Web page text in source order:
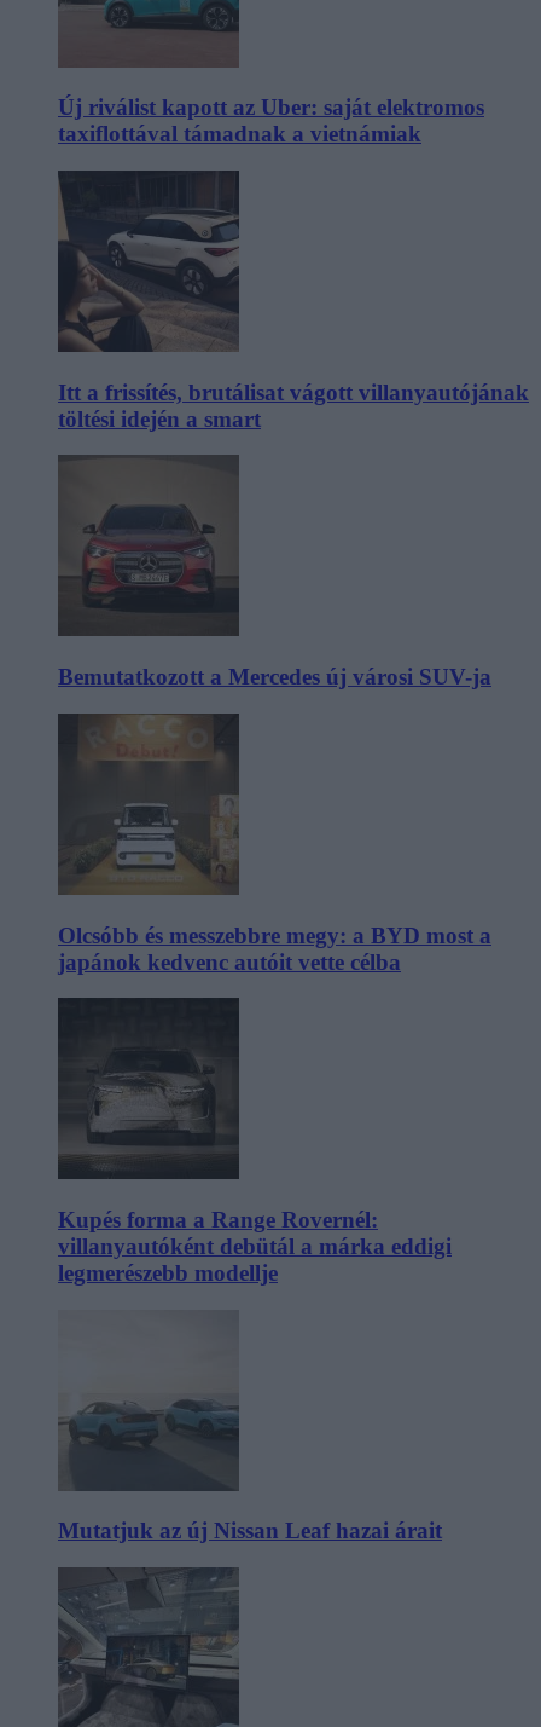
Új riválist kapott az Uber: saját elektromos
taxiflottával támadnak a vietnámiak
Itt a frissítés, brutálisat vágott villanyautójának
töltési idején a smart
Bemutatkozott a Mercedes új városi SUV-ja
Olcsóbb és messzebbre megy: a BYD most a
japánok kedvenc autóit vette célba
Kupés forma a Range Rovernél:
villanyautóként debütál a márka eddigi
legmerészebb modellje
Mutatjuk az új Nissan Leaf hazai árait